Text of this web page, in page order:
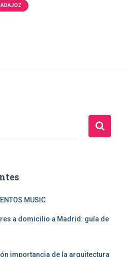
MUSIC
a domicilio a Madrid: guía de
importancia de la arquitectura